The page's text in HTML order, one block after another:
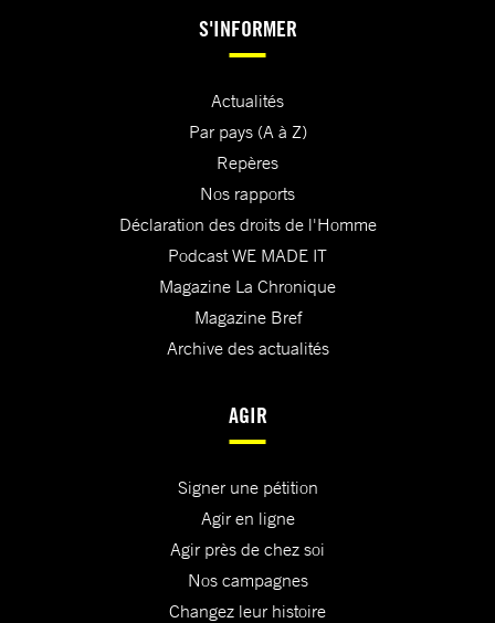
S'INFORMER
Actualités
Par pays (A à Z)
Repères
Nos rapports
Déclaration des droits de l'Homme
Podcast WE MADE IT
Magazine La Chronique
Magazine Bref
Archive des actualités
AGIR
Signer une pétition
Agir en ligne
Agir près de chez soi
Nos campagnes
Changez leur histoire